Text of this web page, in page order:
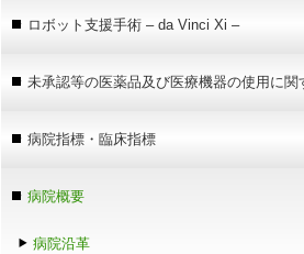
ロボット支援手術 – da Vinci Xi –
未承認等の医薬品及び医療機器の使用に関
病院指標・臨床指標
病院概要
病院沿革